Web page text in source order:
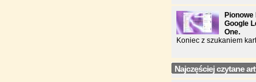
Google
One.
Koniec z szukaniem
Najczęściej czytane